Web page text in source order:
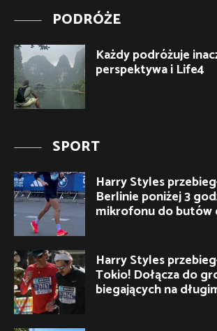
PODRÓŻE
Każdy podróżuje
perspektywa i Life4
SPORT
Harry Styles
Berlinie poniżej 3
mikrofonu do butów
Harry Styles
Tokio! Dołącza do
biegających na